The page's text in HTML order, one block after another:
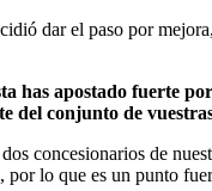
dar el paso por
has apostado fuerte
del conjunto de
concesionarios de
por lo que es un punto